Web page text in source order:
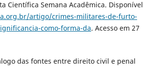
Científica Semana Acadêmica. Disponível
artigo/crimes-militares-de-furto-
como-forma-da. Acesso em 27
das fontes entre direito civil e penal